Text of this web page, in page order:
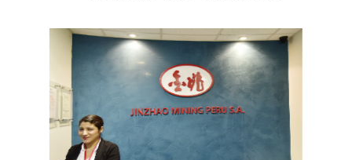
《中融新大集团和秘鲁能源与矿业部关于
推动矿业和冶金工业发展协议》签订